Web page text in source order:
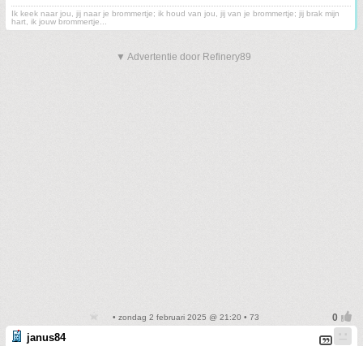
Ik keek naar jou, jij naar je brommertje; ik houd van jou, jij van je brommertje; jij brak mijn
hart, ik jouw brommertje...
▼ Advertentie door Refinery89
• zondag 2 februari 2025 @ 21:20 • 73
janus84